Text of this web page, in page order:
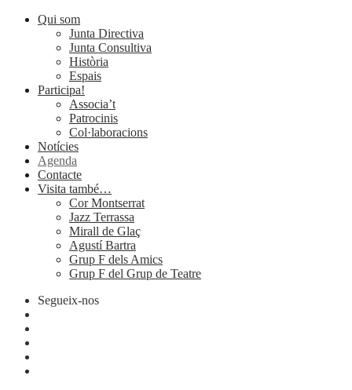
Qui som
Junta Directiva
Junta Consultiva
Història
Espais
Participa!
Associa’t
Patrocinis
Col·laboracions
Notícies
Agenda
Contacte
Visita també…
Cor Montserrat
Jazz Terrassa
Mirall de Glaç
Agustí Bartra
Grup F dels Amics
Grup F del Grup de Teatre
Segueix-nos